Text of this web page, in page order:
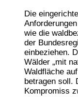
Die
wie die
der
einbeziehen.
Wälder „mit
Waldfläche
betragen soll.
Kompromiss